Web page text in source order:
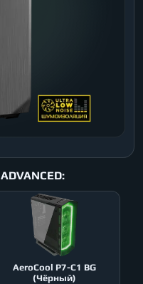
AeroСool P7-C1 BG
(Чёрный)